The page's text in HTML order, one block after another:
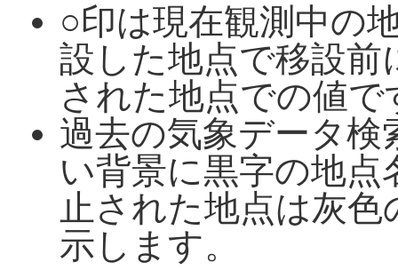
○印は現在観測中の
設した地点で移設前
された地点での値で
過去の気象データ検
い背景に黒字の地点
止された地点は灰
示します。